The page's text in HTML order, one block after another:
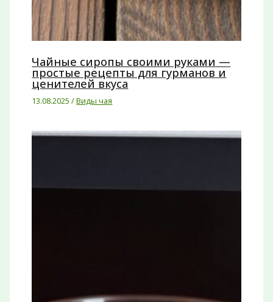
Чайные сиропы своими руками —
простые рецепты для гурманов и
ценителей вкуса
13.08.2025/Виды чая